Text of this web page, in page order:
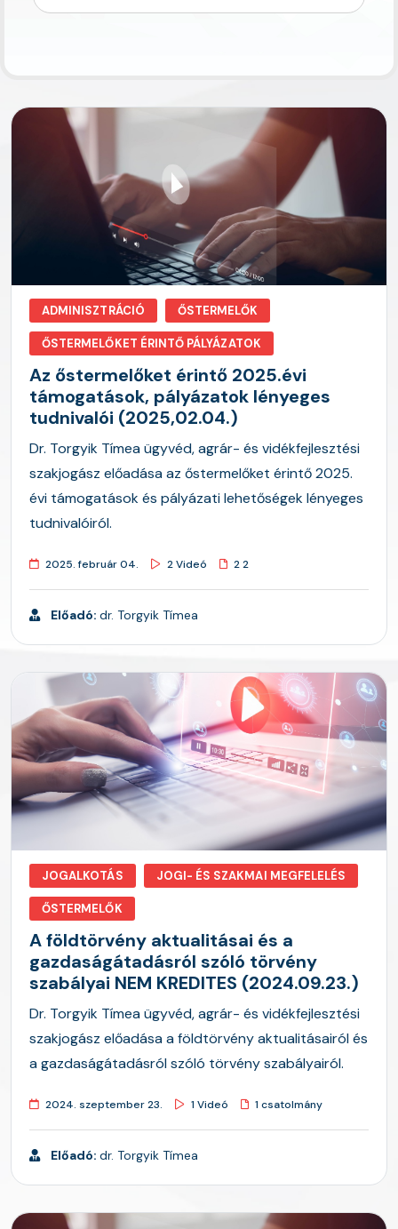
ADMINISZTRÁCIÓ ŐSTERMELŐK
ŐSTERMELŐKET ÉRINTŐ PÁLYÁZATOK
Az őstermelőket érintő 2025.évi
támogatások, pályázatok lényeges
tudnivalói (2025,02.04.)
Dr. Torgyik Tímea ügyvéd, agrár- és vidékfejlesztési
szakjogász előadása az őstermelőket érintő 2025.
évi támogatások és pályázati lehetőségek lényeges
tudnivalóiról.
2025. február 04. 2 Videó 2 2
Előadó: dr. Torgyik Tímea
JOGALKOTÁS JOGI- ÉS SZAKMAI MEGFELELÉS
ŐSTERMELŐK
A földtörvény aktualitásai és a
gazdaságátadásról szóló törvény
szabályai NEM KREDITES (2024.09.23.)
Dr. Torgyik Tímea ügyvéd, agrár- és vidékfejlesztési
szakjogász előadása a földtörvény aktualitásairól és
a gazdaságátadásról szóló törvény szabályairól.
2024. szeptember 23. 1 Videó 1 csatolmány
Előadó: dr. Torgyik Tímea